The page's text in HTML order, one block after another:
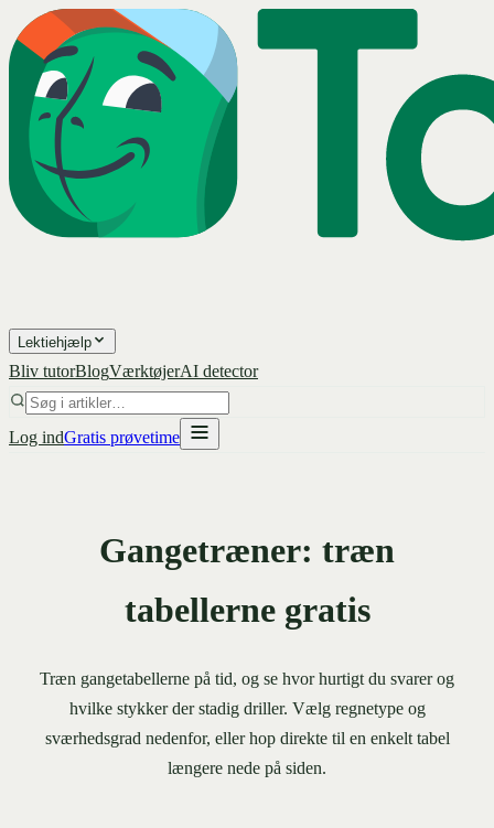
Lektiehjælp
Bliv tutorBlogVærktøjerAI detector
Log indGratis prøvetime
Gangetræner: træn
tabellerne gratis
Træn gangetabellerne på tid, og se hvor hurtigt du svarer og
hvilke stykker der stadig driller. Vælg regnetype og
sværhedsgrad nedenfor, eller hop direkte til en enkelt tabel
længere nede på siden.